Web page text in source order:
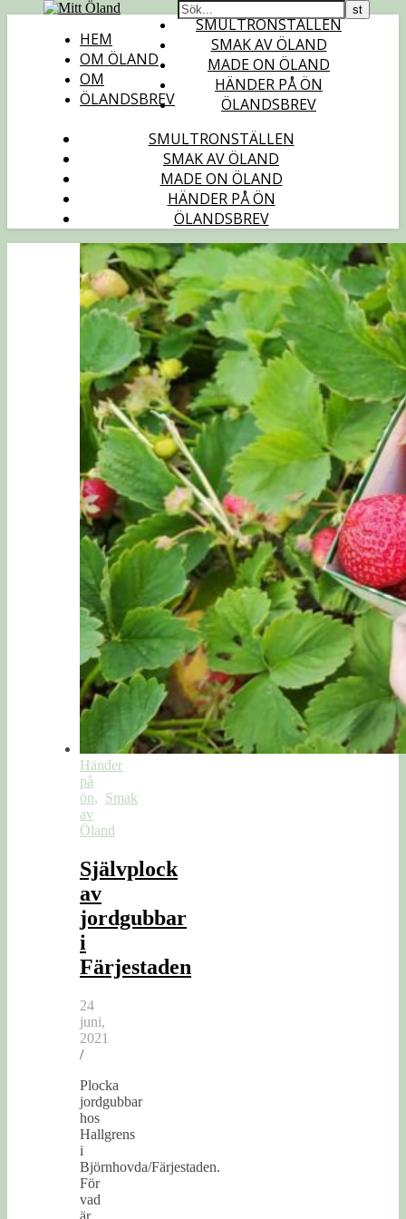
HEM
OM ÖLAND
OM
ÖLANDSBREV
SMULTRONSTÄLLEN
SMAK AV ÖLAND
MADE ON ÖLAND
HÄNDER PÅ ÖN
ÖLANDSBREV
SMULTRONSTÄLLEN
SMAK AV ÖLAND
MADE ON ÖLAND
HÄNDER PÅ ÖN
ÖLANDSBREV
Händer
på
ön, Smak
av
Öland
Självplock
av
jordgubbar
i
Färjestaden
24
juni,
2021
/
Plocka
jordgubbar
hos
Hallgrens
i
Björnhovda/Färjestaden.
För
vad
är